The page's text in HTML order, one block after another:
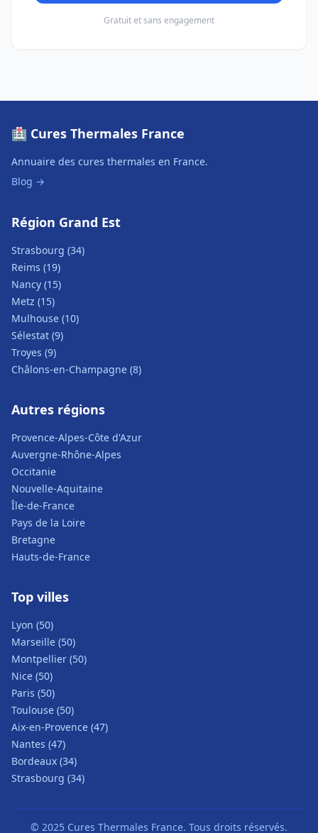
Gratuit et sans engagement
🏥 Cures Thermales France
Annuaire des cures thermales en France.
Blog →
Région Grand Est
Strasbourg (34)
Reims (19)
Nancy (15)
Metz (15)
Mulhouse (10)
Sélestat (9)
Troyes (9)
Châlons-en-Champagne (8)
Autres régions
Provence-Alpes-Côte d'Azur
Auvergne-Rhône-Alpes
Occitanie
Nouvelle-Aquitaine
Île-de-France
Pays de la Loire
Bretagne
Hauts-de-France
Top villes
Lyon (50)
Marseille (50)
Montpellier (50)
Nice (50)
Paris (50)
Toulouse (50)
Aix-en-Provence (47)
Nantes (47)
Bordeaux (34)
Strasbourg (34)
© 2025 Cures Thermales France. Tous droits réservés.